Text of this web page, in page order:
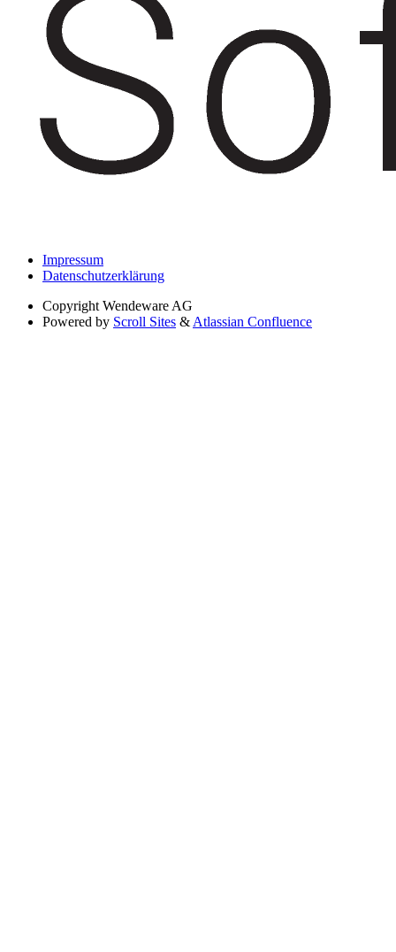
Impressum
Datenschutzerklärung
Copyright Wendeware AG
Powered by Scroll Sites & Atlassian Confluence